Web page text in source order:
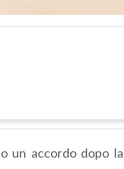
un accordo dopo la